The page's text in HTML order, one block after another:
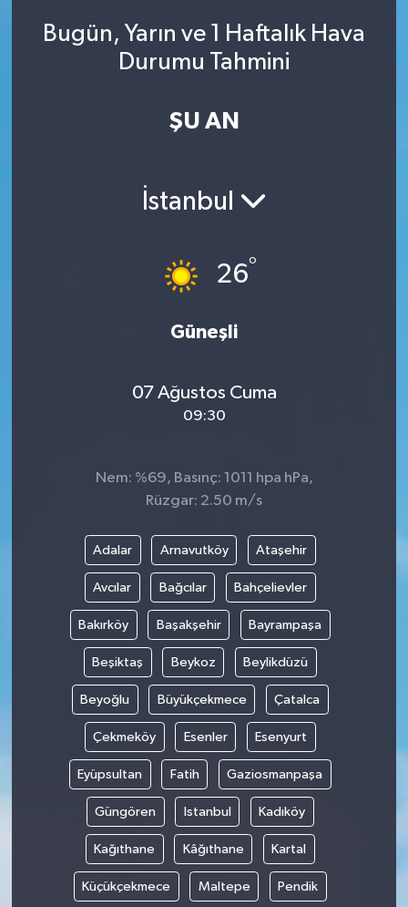
Bugün, Yarın ve 1 Haftalık Hava
Durumu Tahmini
ŞU AN
İstanbul
26°
Güneşli
07 Ağustos Cuma
09:30
Nem: %69, Basınç: 1011 hpa hPa,
Rüzgar: 2.50 m/s
Adalar Arnavutköy Ataşehir
Avcılar Bağcılar Bahçelievler
Bakırköy Başakşehir Bayrampaşa
Beşiktaş Beykoz Beylikdüzü
Beyoğlu Büyükçekmece Çatalca
Çekmeköy Esenler Esenyurt
Eyüpsultan Fatih Gaziosmanpaşa
Güngören Istanbul Kadıköy
Kağıthane Kâğıthane Kartal
Küçükçekmece Maltepe Pendik